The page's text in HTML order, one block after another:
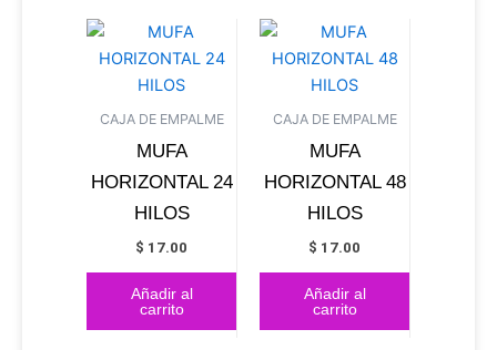
CAJA DE EMPALME
MUFA
HORIZONTAL 24
HILOS
$ 17.00
Añadir al
carrito
CAJA DE EMPALME
MUFA
HORIZONTAL 48
HILOS
$ 17.00
Añadir al
carrito